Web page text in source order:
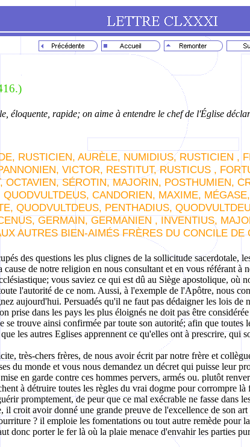
éloquente, rapide; on aime à entendre le chef de l'Église
RUSTICIEN, AURÈLE, NUMIDIUS, RUSTICIEN ,
VICTOR, RESTITUT, RUSTICUS ,
OCTAVIEN, SÉROTIN, MAJORIN, POSTHUMIEN,
CANDORIEN, MAXIME,
QUODVULTDEUS, PENTHADIUS,
GERMAIN, GERMANIEN , INVENTIUS,
AUTRES BIEN-AIMÉS FRÈRES DU CONCILE
des questions les plus clignes de la sollicitude
de notre religion en nous consultant et en vous référant
vous saviez ce qui est dû au Siège apostolique, où
l'autorité de ce nom. Aussi, à l'exemple de l'Apôtre, nous
aujourd'hui. Persuadés qu'il ne faut pas dédaigner les lois
prise dans les pays les plus éloignés ne doit pas être
se trouve ainsi confirmée par toute son autorité; afin que
les autres Eglises apprennent ce qu'elles ont à prescrire,
très-chers frères, de nous avoir écrit par notre frère et
du monde et vous nous demandez un décret qui puisse leur
en garde contre ces hommes pervers, armés ou. plutôt
à détruire toutes les règles du vrai dogme pour corrompre là
promptement, de peur que ce mal exécrable ne fasse dans
il croit avoir donné une grande preuve de l'excellence de son
? il emploie les fomentations ou tout autre remède pour
donc porter le fer là où la plaie menace d'envahir les parties